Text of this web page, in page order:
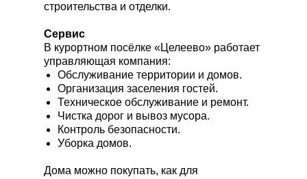
строительства и отделки.
Сервис
В курортном посёлке «Целеево» работает
управляющая компания:
Обслуживание территории и домов.
Организация заселения гостей.
Техническое обслуживание и ремонт.
Чистка дорог и вывоз мусора.
Контроль безопасности.
Уборка домов.
Дома можно покупать, как для